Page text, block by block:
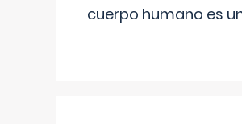
cuerpo humano es